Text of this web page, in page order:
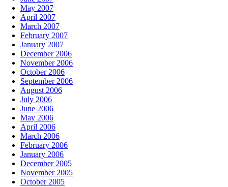
May 2007
April 2007
March 2007
February 2007
January 2007
December 2006
November 2006
October 2006
September 2006
August 2006
July 2006
June 2006
May 2006
April 2006
March 2006
February 2006
January 2006
December 2005
November 2005
October 2005